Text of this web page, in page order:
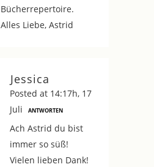
Bücherrepertoire.
Alles Liebe, Astrid
Jessica
Posted at 14:17h, 17
Juli
ANTWORTEN
Ach Astrid du bist
immer so süß!
Vielen lieben Dank!